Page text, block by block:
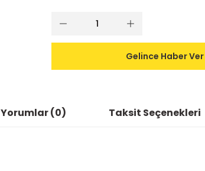
Gelince Haber Ver
Yorumlar (0) Taksit Seçenekleri